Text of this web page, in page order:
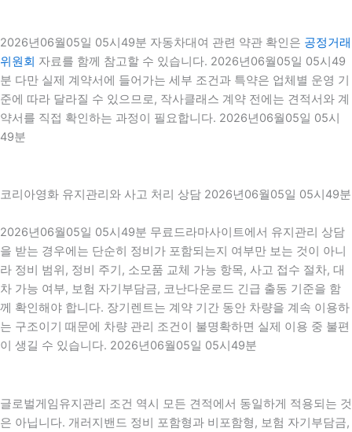
2026년06월05일 05시49분 자동차대여 관련 약관 확인은 공정거래
위원회 자료를 함께 참고할 수 있습니다. 2026년06월05일 05시49
분 다만 실제 계약서에 들어가는 세부 조건과 특약은 업체별 운영 기
준에 따라 달라질 수 있으므로, 작사클래스 계약 전에는 견적서와 계
약서를 직접 확인하는 과정이 필요합니다. 2026년06월05일 05시
49분
코리아영화 유지관리와 사고 처리 상담 2026년06월05일 05시49분
2026년06월05일 05시49분 무료드라마사이트에서 유지관리 상담
을 받는 경우에는 단순히 정비가 포함되는지 여부만 보는 것이 아니
라 정비 범위, 정비 주기, 소모품 교체 가능 항목, 사고 접수 절차, 대
차 가능 여부, 보험 자기부담금, 코난다운로드 긴급 출동 기준을 함
께 확인해야 합니다. 장기렌트는 계약 기간 동안 차량을 계속 이용하
는 구조이기 때문에 차량 관리 조건이 불명확하면 실제 이용 중 불편
이 생길 수 있습니다. 2026년06월05일 05시49분
글로벌게임유지관리 조건 역시 모든 견적에서 동일하게 적용되는 것
은 아닙니다. 개러지밴드 정비 포함형과 비포함형, 보험 자기부담금,